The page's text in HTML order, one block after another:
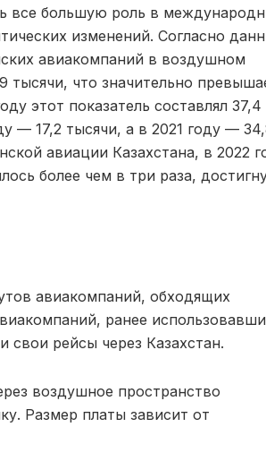
все большую роль в
изменений. Согласно
авиакомпаний в воздушном
тысячи, что значительно
этот показатель составлял 37,4
— 17,2 тысячи, а в 2021 году —
авиации Казахстана, в 2022
более чем в три раза,
авиакомпаний, обходящих
ранее
свои рейсы через Казахстан.
воздушное пространство
Размер платы зависит от